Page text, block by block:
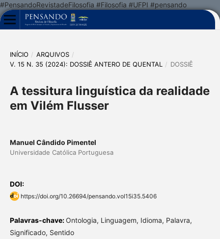
#PensandoRevistadeFilosofia #Filosofia #UFPI #pensando
INÍCIO / ARQUIVOS /
V. 15 N. 35 (2024): DOSSIÊ ANTERO DE QUENTAL
/ DOSSIÊ
A tessitura linguística da realidade
em Vilém Flusser
Manuel Cândido Pimentel
Universidade Católica Portuguesa
DOI:
https://doi.org/10.26694/pensando.vol15i35.5406
Palavras-chave: Ontologia, Linguagem, Idioma, Palavra,
Significado, Sentido